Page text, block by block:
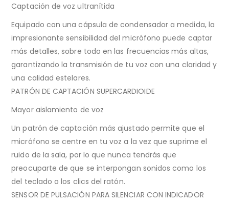
Captación de voz ultranítida
Equipado con una cápsula de condensador a medida, la
impresionante sensibilidad del micrófono puede captar
más detalles, sobre todo en las frecuencias más altas,
garantizando la transmisión de tu voz con una claridad y
una calidad estelares.
PATRÓN DE CAPTACIÓN SUPERCARDIOIDE
Mayor aislamiento de voz
Un patrón de captación más ajustado permite que el
micrófono se centre en tu voz a la vez que suprime el
ruido de la sala, por lo que nunca tendrás que
preocuparte de que se interpongan sonidos como los
del teclado o los clics del ratón.
SENSOR DE PULSACIÓN PARA SILENCIAR CON INDICADOR